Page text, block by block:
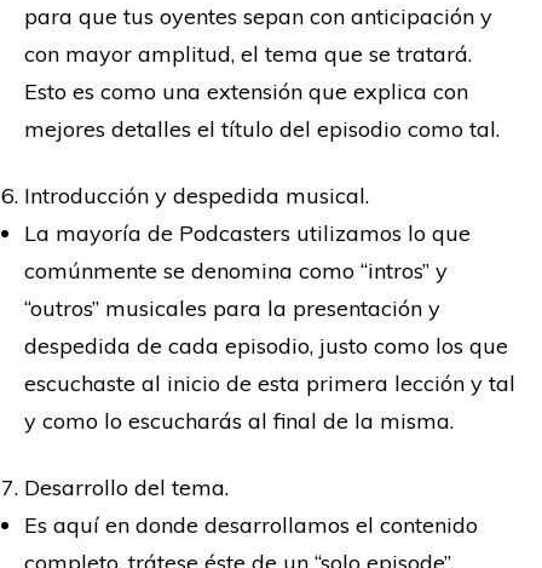
para que tus oyentes sepan con anticipación y
con mayor amplitud, el tema que se tratará.
Esto es como una extensión que explica con
mejores detalles el título del episodio como tal.
Introducción y despedida musical.
La mayoría de Podcasters utilizamos lo que
comúnmente se denomina como “intros” y
“outros” musicales para la presentación y
despedida de cada episodio, justo como los que
escuchaste al inicio de esta primera lección y tal
y como lo escucharás al final de la misma.
Desarrollo del tema.
Es aquí en donde desarrollamos el contenido
completo, trátese éste de un “solo episode”,